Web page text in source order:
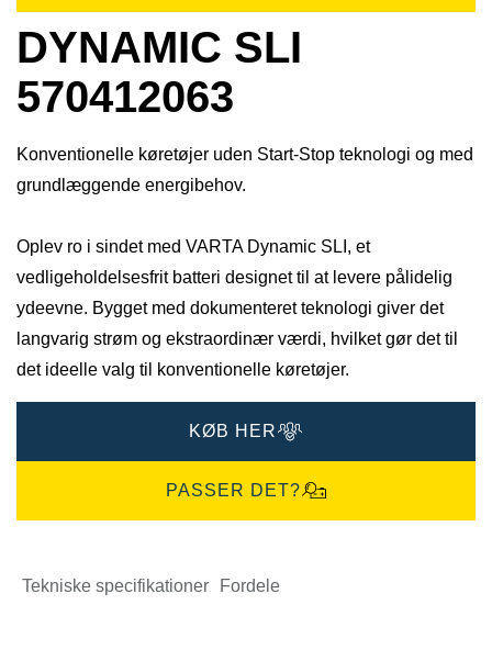
DYNAMIC SLI
570412063
Konventionelle køretøjer uden Start-Stop teknologi og med
grundlæggende energibehov.
Oplev ro i sindet med VARTA Dynamic SLI, et
vedligeholdelsesfrit batteri designet til at levere pålidelig
ydeevne. Bygget med dokumenteret teknologi giver det
langvarig strøm og ekstraordinær værdi, hvilket gør det til
det ideelle valg til konventionelle køretøjer.
KØB HER
PASSER DET?
Tekniske specifikationer Fordele